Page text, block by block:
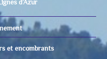
d’Azur
et encombrants